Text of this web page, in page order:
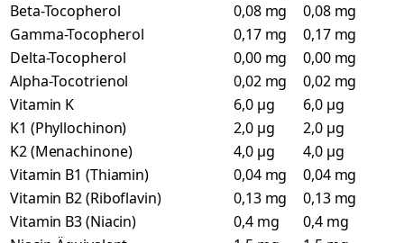
Beta-Tocopherol
0,08 mg
0,08 mg
Gamma-Tocopherol
0,17 mg
0,17 mg
Delta-Tocopherol
0,00 mg
0,00 mg
Alpha-Tocotrienol
0,02 mg
0,02 mg
Vitamin K
6,0 µg
6,0 µg
K1 (Phyllochinon)
2,0 µg
2,0 µg
K2 (Menachinone)
4,0 µg
4,0 µg
Vitamin B1 (Thiamin)
0,04 mg
0,04 mg
Vitamin B2 (Riboflavin)
0,13 mg
0,13 mg
Vitamin B3 (Niacin)
0,4 mg
0,4 mg